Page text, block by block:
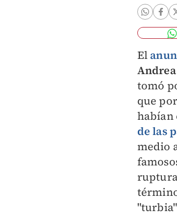
El
tomó
que
habían
de las
medio